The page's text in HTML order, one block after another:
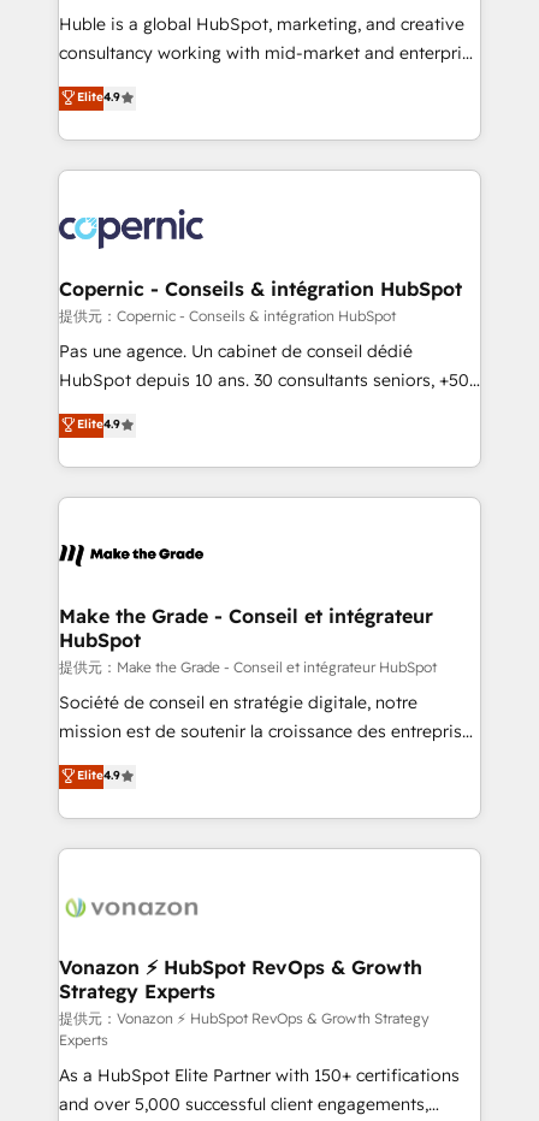
Get your sales team fully using HubSpot • Track
pipeline and revenue across the entire buyer journey
growth • Create content and videos that attract
buyers • Use AI to scale smarter Our coaching-led
lasts. So if you're ready to become the most trusted
voice in your market, let’s talk.
Huble is a global HubSpot, marketing, and creative
consultancy working with mid-market and enterprise
businesses. We go beyond implementation, shaping
the strategy, processes, and teams that turn
HubSpot into a genuine growth engine. Named
HubSpot's Global Partner of the Year in 2024,
worldwide, and with over 15 years in the ecosystem,
Huble has built a track record that speaks for itself.
One company, one operating model, delivering
across offices and consulting teams in the UK, USA,
Canada, Germany, France, Belgium, Singapore, and
South Africa. Certified compliant with ISO/IEC
international offices and 175+ employees.
Elite4.9
Copernic - Conseils & intégration HubSpot
提供元：Copernic - Conseils & intégration HubSpot
Pas une agence. Un cabinet de conseil dédié
HubSpot depuis 10 ans. 30 consultants seniors, +500
clients, un ROI mesurable. Notre mission : faire de
HubSpot un vrai levier de performance pour votre
organisation. Cela passe par la compréhension de
vos processus, la fiabilisation de vos données et
la plateforme. Nos domaines d'intervention : -
& reprise de données - Stratégie RevOps &
alignement Marketing / Sales - Data, reporting &
tableaux de bord - Onboarding, audit &
optimisation - Intégrations métiers (ERP, téléphonie,
e-commerce) - Formation & accompagnement au
et grandes entreprises en France et à l'international,
dans des secteurs variés : SaaS, immobilier,
Elite4.9
Make the Grade - Conseil et intégrateur
HubSpot
提供元：Make the Grade - Conseil et intégrateur HubSpot
Société de conseil en stratégie digitale, notre
mission est de soutenir la croissance des entreprises
B2B à travers l’acquisition de nouveaux clients,
l'intégration CRM et le développement des revenus
auprès de vos comptes existants. En France et à
l'international, nous travaillons avec des ETI
delà d’une simple transformation digitale et des
➤ L’intégration de CRM et de méthodologie RevOps
pour aligner les équipes marketing, commerciales et
support client (data migration, synchronisation API,
audit et maintenance) ➤ La création de sites internet
de conversion qui transforment les visiteurs en
opportunités d'affaires ➤ La mise en place de
Elite4.9
Vonazon ⚡ HubSpot RevOps & Growth
Strategy Experts
提供元：Vonazon ⚡ HubSpot RevOps & Growth Strategy
Experts
As a HubSpot Elite Partner with 150+ certifications
and over 5,000 successful client engagements,